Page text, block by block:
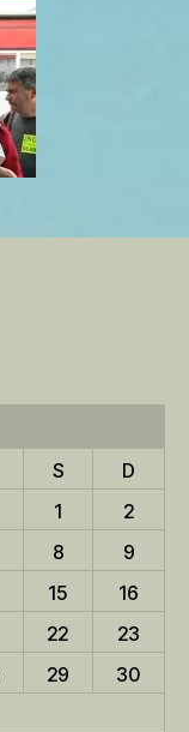
S
D
1
2
8
9
15
16
22
23
29
30